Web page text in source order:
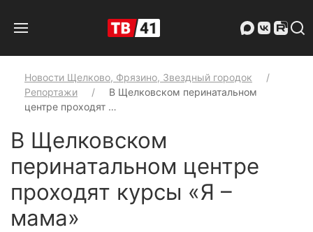
Новости Щелково, Фрязино, Звездный городок
Репортажи
В Щелковском перинатальном
центре проходят …
В Щелковском
перинатальном центре
проходят курсы «Я –
мама»